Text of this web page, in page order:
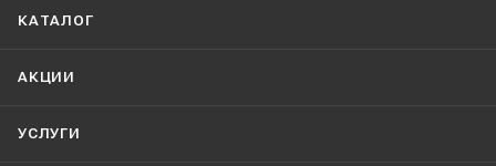
КАТАЛОГ
АКЦИИ
УСЛУГИ